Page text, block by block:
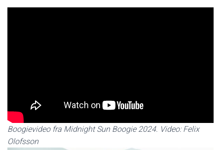
Boogievideo fra Midnight Sun Boogie 2024. Video: Felix
Olofsson